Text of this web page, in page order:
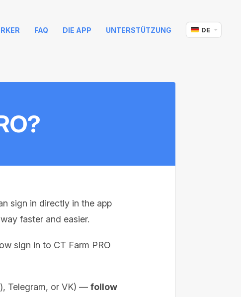
FAQ DIE APP UNTERSTÜTZUNG DE
sign in directly in the app
faster and easier.
sign in to CT Farm PRO
Telegram, or VK) — follow